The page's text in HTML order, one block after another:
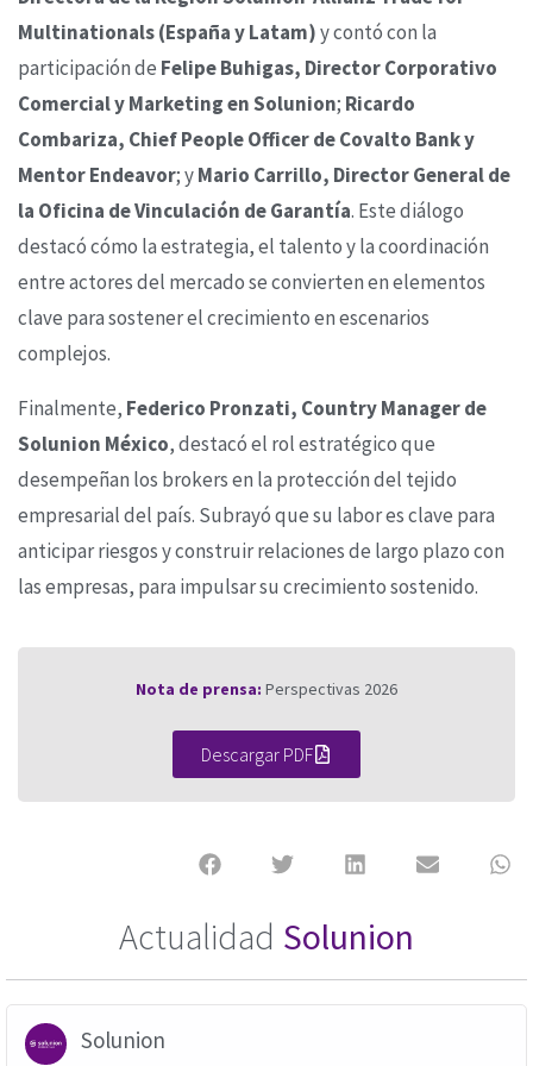
Multinationals (España y Latam)y contó con la
participación de Felipe Buhigas, Director Corporativo
Comercial y Marketing en Solunion; Ricardo
Combariza, Chief People Officer de Covalto Bank y
Mentor Endeavor; yMario Carrillo, Director General de
la Oficina de Vinculación de Garantía. Este diálogo
destacó cómo la estrategia, el talento y la coordinación
entre actores del mercado se convierten en elementos
clave para sostener el crecimiento en escenarios
complejos.
Finalmente, Federico Pronzati, Country Manager de
Solunion México, destacó el rol estratégico que
desempeñan los brokers en la protección del tejido
empresarial del país. Subrayó que su labor es clave para
anticipar riesgos y construir relaciones de largo plazo con
las empresas, para impulsar su crecimiento sostenido.
Nota de prensa: Perspectivas 2026
Descargar PDF
Actualidad Solunion
Solunion